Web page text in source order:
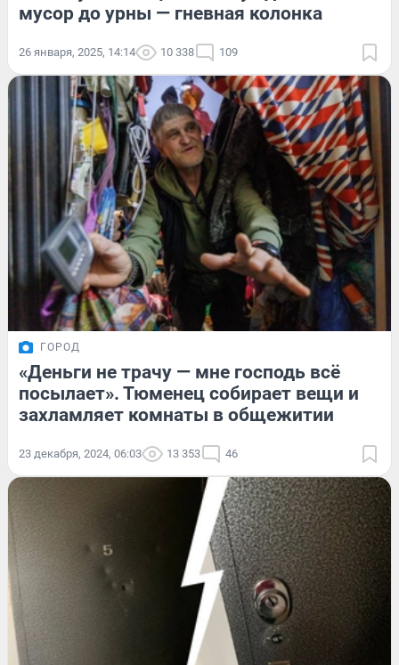
мусор до урны — гневная колонка
26 января, 2025, 14:14 10 338 109
ГОРОД
«Деньги не трачу — мне господь всё
посылает». Тюменец собирает вещи и
захламляет комнаты в общежитии
23 декабря, 2024, 06:03 13 353 46